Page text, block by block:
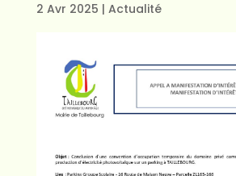
2 Avr 2025 | Actualité